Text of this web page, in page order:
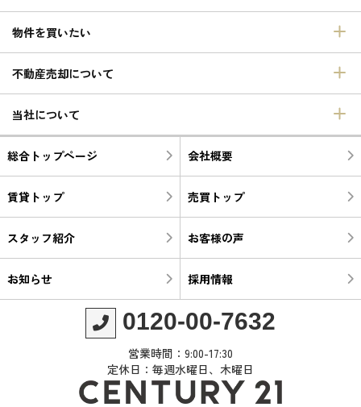
物件を買いたい
不動産売却について
当社について
総合トップページ 会社概要
賃貸トップ 売買トップ
スタッフ紹介 お客様の声
お知らせ 採用情報
0120-00-7632
営業時間：9:00-17:30
定休日：毎週水曜日、木曜日